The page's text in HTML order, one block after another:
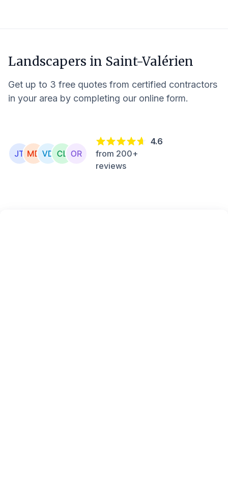
Landscapers in Saint-Valérien
Get up to 3 free quotes from certified contractors
in your area by completing our online form.
4.6
from 200+
reviews